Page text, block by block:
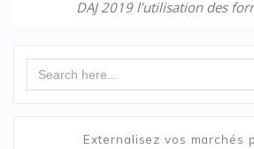
DAJ 2019 l’utilisation des
Search
Externalisez vos marchés